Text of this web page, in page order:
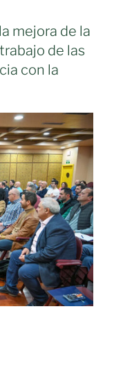
mejora de la
de las
con la